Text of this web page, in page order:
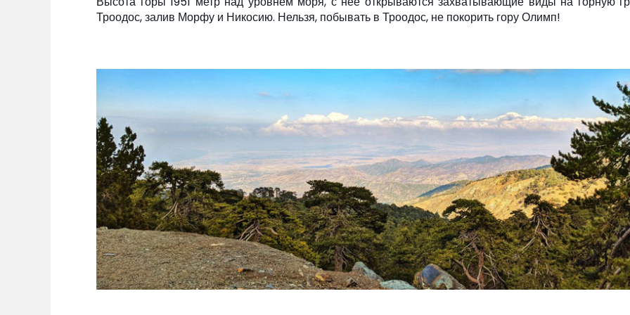
Троодос, залив Морфу и Никосию. Нельзя, побывать в Троодос, не покорить гору Олимп!